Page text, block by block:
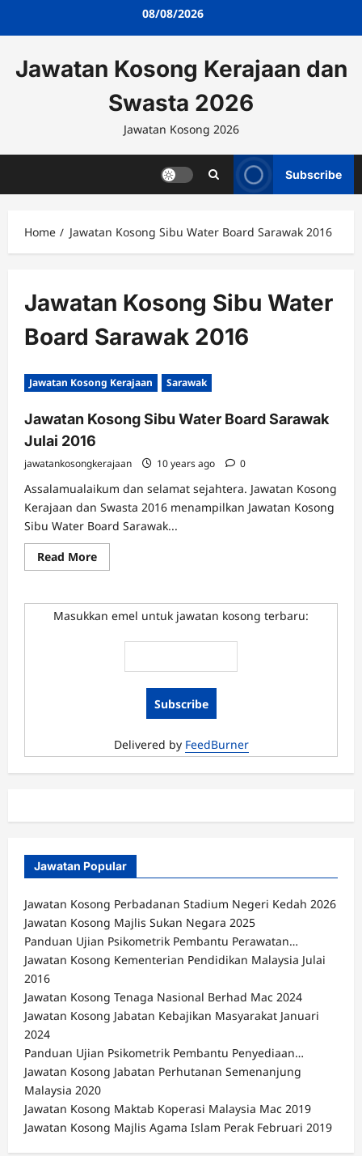
08/08/2026
Jawatan Kosong Kerajaan dan
Swasta 2026
Jawatan Kosong 2026
Subscribe
Home Jawatan Kosong Sibu Water Board Sarawak 2016
Jawatan Kosong Sibu Water
Board Sarawak 2016
Jawatan Kosong Kerajaan Sarawak
Jawatan Kosong Sibu Water Board Sarawak
Julai 2016
jawatankosongkerajaan 10 years ago 0
Assalamualaikum dan selamat sejahtera. Jawatan Kosong
Kerajaan dan Swasta 2016 menampilkan Jawatan Kosong
Sibu Water Board Sarawak...
Read MoreRead
more
Kosong
Sibu
Water
Sarawak
Masukkan emel untuk jawatan kosong terbaru:
Delivered by FeedBurner
Jawatan Popular
Jawatan Kosong Perbadanan Stadium Negeri Kedah 2026
Jawatan Kosong Majlis Sukan Negara 2025
Panduan Ujian Psikometrik Pembantu Perawatan…
Jawatan Kosong Kementerian Pendidikan Malaysia Julai
2016
Jawatan Kosong Tenaga Nasional Berhad Mac 2024
Jawatan Kosong Jabatan Kebajikan Masyarakat Januari
2024
Panduan Ujian Psikometrik Pembantu Penyediaan…
Jawatan Kosong Jabatan Perhutanan Semenanjung
Malaysia 2020
Jawatan Kosong Maktab Koperasi Malaysia Mac 2019
Jawatan Kosong Majlis Agama Islam Perak Februari 2019